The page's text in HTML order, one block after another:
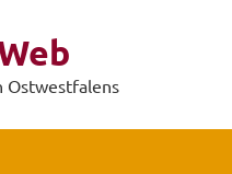
Ostwestfalens